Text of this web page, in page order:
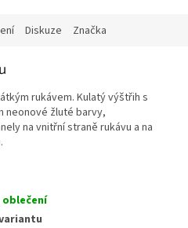
Diskuze Značka
rukávem. Kulatý výštřih s
neonové žluté barvy,
na vnitřní straně rukávu a na
oblečení